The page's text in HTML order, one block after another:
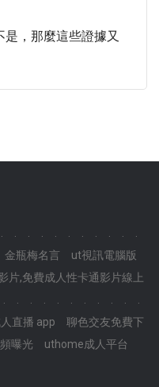
是，那麼這些證據又
金瓶梅名言
ut視訊電腦版
片,免費成人性卡通影片線上
直播 app
聊色交友免費下
曝光 uthome成人平台